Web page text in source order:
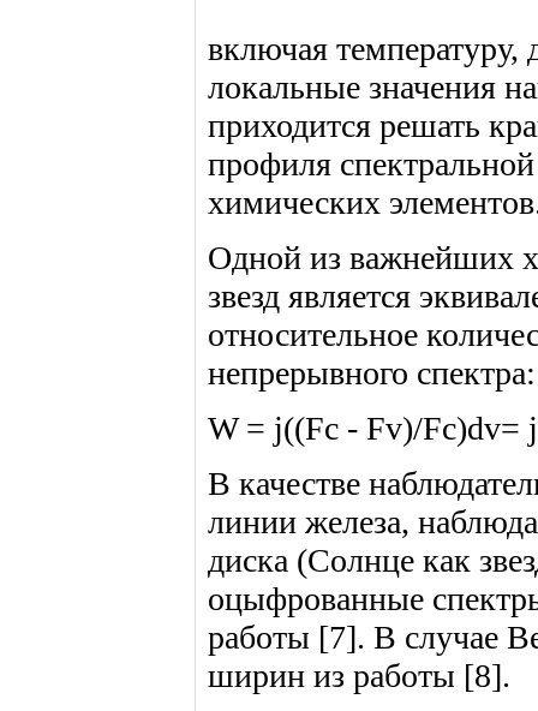
включая температуру,
локальные значения
приходится решать
профиля
химических
Одной из важнейших
звезд является
относительное
непрерывного спектра:
W = j((Fc - Fv)/Fc)dv=
В качестве
линии железа,
диска (Солнце как
оцыфрованные
работы [7]. В случае
ширин из работы [8].